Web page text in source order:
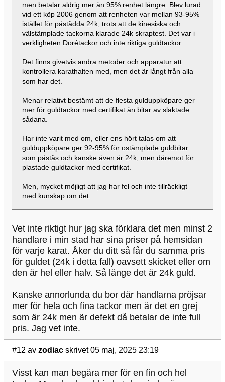
men betalar aldrig mer än 95% renhet längre. Blev lurad
vid ett köp 2006 genom att renheten var mellan 93-95%
istället för påstådda 24k, trots att de kinesiska och
välstämplade tackorna klarade 24k skraptest. Det var i
verkligheten Dorétackor och inte riktiga guldtackor
Det finns givetvis andra metoder och apparatur att
kontrollera karathalten med, men det är långt från alla
som har det.
Menar relativt bestämt att de flesta gulduppköpare ger
mer för guldtackor med certifikat än bitar av slaktade
sådana.
Har inte varit med om, eller ens hört talas om att
gulduppköpare ger 92-95% för ostämplade guldbitar
som påstås och kanske även är 24k, men däremot för
plastade guldtackor med certifikat.
Men, mycket möjligt att jag har fel och inte tillräckligt
med kunskap om det.
Vet inte riktigt hur jag ska förklara det men minst 2
handlare i min stad har sina priser på hemsidan
för varje karat. Åker du ditt så får du samma pris
för guldet (24k i detta fall) oavsett skicket eller om
den är hel eller halv. Så länge det är 24k guld.
Kanske annorlunda du bor där handlarna pröjsar
mer för hela och fina tackor men är det en grej
som är 24k men är defekt då betalar de inte full
pris. Jag vet inte.
#12 av zodiac skrivet 05 maj, 2025 23:19
Visst kan man begära mer för en fin och hel